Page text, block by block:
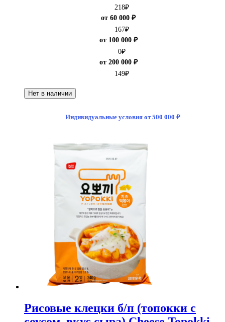
218₽
от 60 000 ₽
167₽
от 100 000 ₽
0₽
от 200 000 ₽
149₽
Нет в наличии
Индивидуальные условия от 500 000 ₽
Рисовые клецки б/п (топокки с